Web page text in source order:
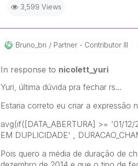
3,599 Views
Bruno_bri Partner - Contributor III
In response to nicolett_yuri
Yuri, última dúvida pra fechar rs...
Estaria correto eu criar a expressão
avg(if([DATA_ABERTURA] >= '01/
EM DUPLICIDADE' ,
Pois quero a média de duração de